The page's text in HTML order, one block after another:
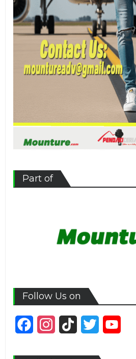
Part of
Follow Us on
FacebookInstagram
TikTok Twitter